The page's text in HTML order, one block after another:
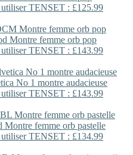
TENSET : £125.99
Montre femme orb pop
TENSET : £143.99
No 1 montre audacieuse
TENSET : £143.99
Montre femme orb pastelle
TENSET : £134.99